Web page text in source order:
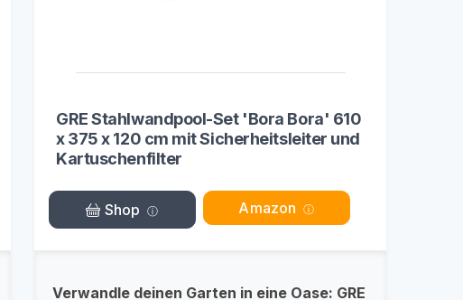
GRE Stahlwandpool-Set 'Bora Bora' 610
x 375 x 120 cm mit Sicherheitsleiter und
Kartuschenfilter
Shop Amazon
Verwandle deinen Garten in eine Oase: GRE